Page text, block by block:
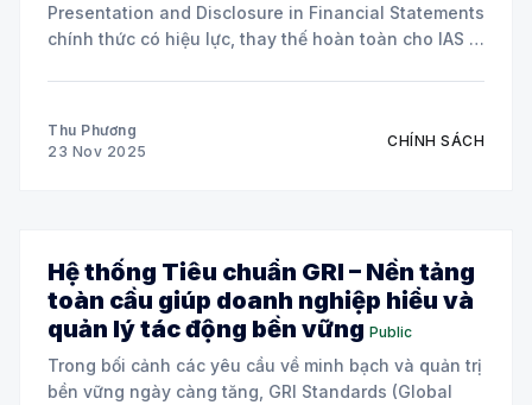
Presentation and Disclosure in Financial Statements
chính thức có hiệu lực, thay thế hoàn toàn cho IAS 1.
Thu Phương
23 Nov 2025
CHÍNH SÁCH
Hệ thống Tiêu chuẩn GRI – Nền tảng
toàn cầu giúp doanh nghiệp hiểu và
quản lý tác động bền vững Public
Trong bối cảnh các yêu cầu về minh bạch và quản trị
bền vững ngày càng tăng, GRI Standards (Global